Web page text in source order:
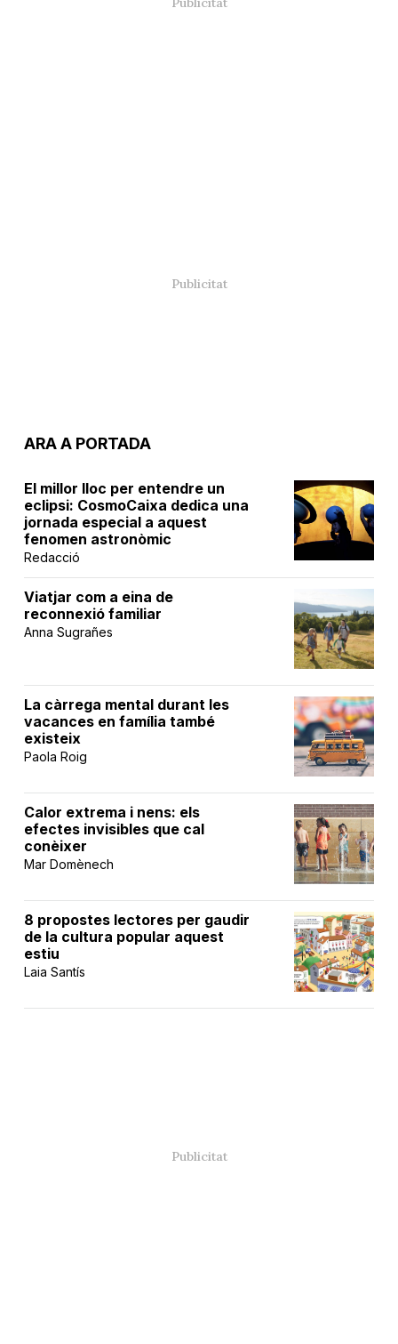
ARA A PORTADA
El millor lloc per entendre un
eclipsi: CosmoCaixa dedica una
jornada especial a aquest
fenomen astronòmic
Redacció
Viatjar com a eina de
reconnexió familiar
Anna Sugrañes
La càrrega mental durant les
vacances en família també
existeix
Paola Roig
Calor extrema i nens: els
efectes invisibles que cal
conèixer
Mar Domènech
8 propostes lectores per gaudir
de la cultura popular aquest
estiu
Laia Santís